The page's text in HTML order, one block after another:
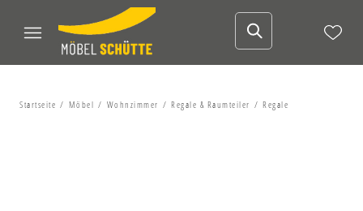
Startseite Möbel Wohnzimmer Regale & Raumteiler Regale